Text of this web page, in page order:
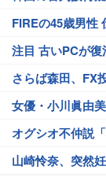
FIREの45歳男性
注目 古いPCが
さらば森田、FX
女優・小川眞由
オグシオ不仲説
山崎怜奈、突然